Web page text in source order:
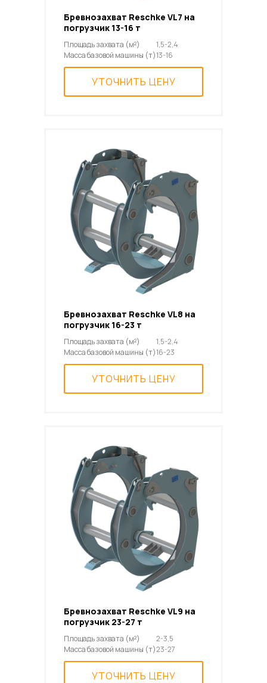
Бревнозахват Reschke VL7 на
погрузчик 13-16 т
Площадь захвата (м²)
1,5-2,4
Масса базовой машины (т)13-16
УТОЧНИТЬ ЦЕНУ
Бревнозахват Reschke VL8 на
погрузчик 16-23 т
Площадь захвата (м²)
1,5-2,4
Масса базовой машины (т)16-23
УТОЧНИТЬ ЦЕНУ
Бревнозахват Reschke VL9 на
погрузчик 23-27 т
Площадь захвата (м²)
2-3,5
Масса базовой машины (т)23-27
УТОЧНИТЬ ЦЕНУ